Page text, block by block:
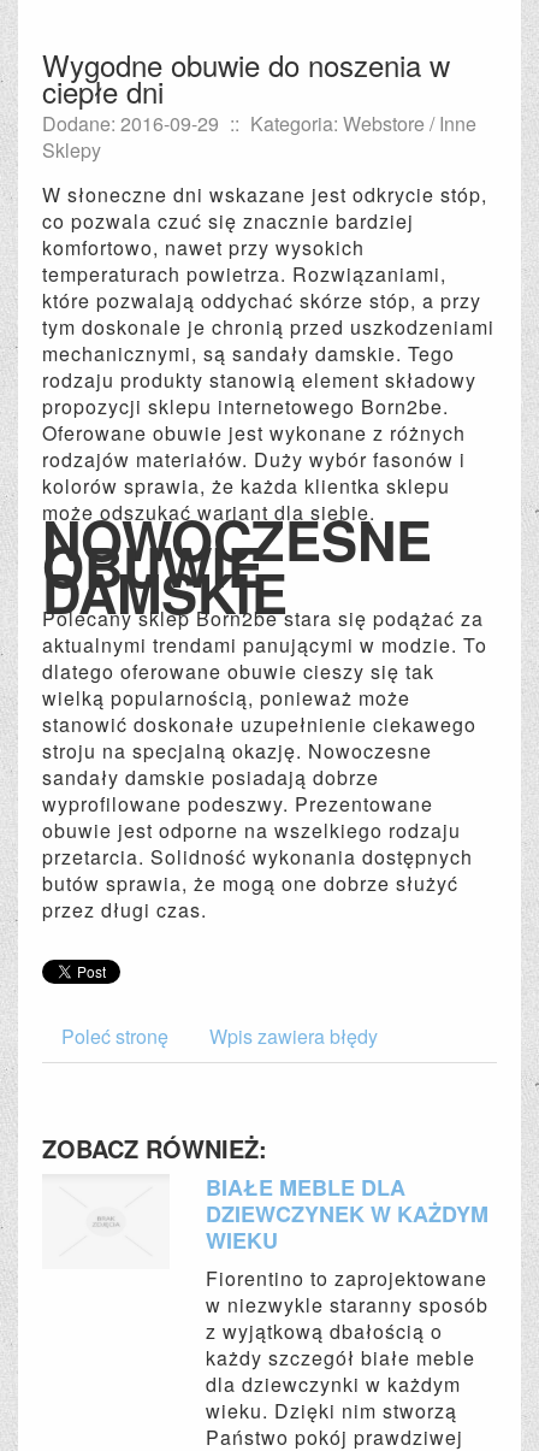
Wygodne obuwie do noszenia w
ciepłe dni
Dodane: 2016-09-29 :: Kategoria: Webstore / Inne
Sklepy
W słoneczne dni wskazane jest odkrycie stóp,
co pozwala czuć się znacznie bardziej
komfortowo, nawet przy wysokich
temperaturach powietrza. Rozwiązaniami,
które pozwalają oddychać skórze stóp, a przy
tym doskonale je chronią przed uszkodzeniami
mechanicznymi, są sandały damskie. Tego
rodzaju produkty stanowią element składowy
propozycji sklepu internetowego Born2be.
Oferowane obuwie jest wykonane z różnych
rodzajów materiałów. Duży wybór fasonów i
kolorów sprawia, że każda klientka sklepu
może odszukać wariant dla siebie.
NOWOCZESNE
OBUWIE
DAMSKIE
Polecany sklep Born2be stara się podążać za
aktualnymi trendami panującymi w modzie. To
dlatego oferowane obuwie cieszy się tak
wielką popularnością, ponieważ może
stanowić doskonałe uzupełnienie ciekawego
stroju na specjalną okazję. Nowoczesne
sandały damskie posiadają dobrze
wyprofilowane podeszwy. Prezentowane
obuwie jest odporne na wszelkiego rodzaju
przetarcia. Solidność wykonania dostępnych
butów sprawia, że mogą one dobrze służyć
przez długi czas.
Poleć stronę Wpis zawiera błędy
ZOBACZ RÓWNIEŻ:
BIAŁE MEBLE DLA
DZIEWCZYNEK W KAŻDYM
WIEKU
Fiorentino to zaprojektowane
w niezwykle staranny sposób
z wyjątkową dbałością o
każdy szczegół białe meble
dla dziewczynki w każdym
wieku. Dzięki nim stworzą
Państwo pokój prawdziwej